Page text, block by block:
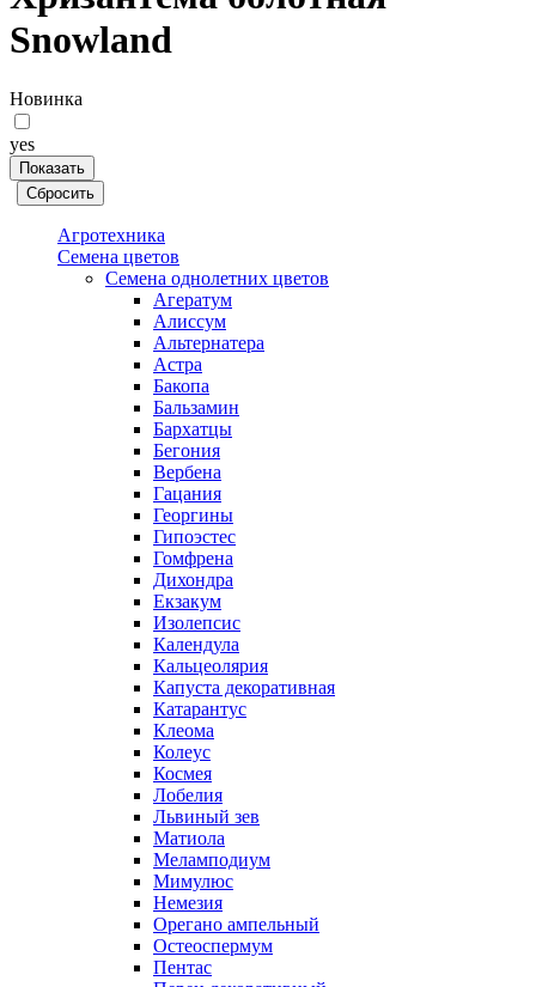
Snowland
Новинка
yes
Агротехника
Семена цветов
Семена однолетних цветов
Агератум
Алиссум
Альтернатера
Астра
Бакопа
Бальзамин
Бархатцы
Бегония
Вербена
Гацания
Георгины
Гипоэстес
Гомфрена
Дихондра
Екзакум
Изолепсис
Календула
Кальцеолярия
Капуста декоративная
Катарантус
Клеома
Колеус
Космея
Лобелия
Львиный зев
Матиола
Меламподиум
Мимулюс
Немезия
Орегано ампельный
Остеоспермум
Пентас